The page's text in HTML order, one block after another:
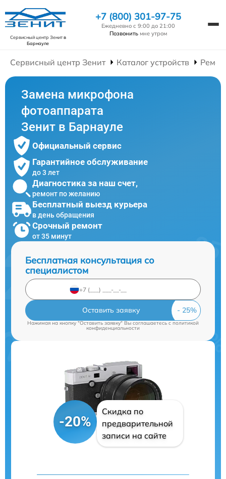
Сервисный центр Зенитв
Барнауле
+7 (800) 301-97-75
Ежедневно с 9:00 до 21:00
Позвонить мне утром
Сервисный центр Зенит Каталог устройств
Замена микрофона
фотоаппарата
Зенит в Барнауле
Официальный сервис
Гарантийное обслуживание
до 3 лет
Диагностика за наш счет,
ремонт по желанию
Бесплатный выезд курьера
в день обращения
Срочный ремонт
от 35 минут
Бесплатная консультация со
специалистом
Оставить заявку
Нажимая на кнопку "Оставить заявку" Вы соглашаетесь cполитикой
конфиденциальности
-20%
Скидка по
предварительной
записи на сайте